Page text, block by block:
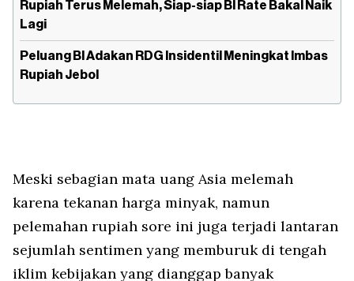
Rupiah Terus Melemah, Siap-siap BI Rate Bakal Naik
Lagi
Peluang BI Adakan RDG Insidentil Meningkat Imbas
Rupiah Jebol
Meski sebagian mata uang Asia melemah
karena tekanan harga minyak, namun
pelemahan rupiah sore ini juga terjadi lantaran
sejumlah sentimen yang memburuk di tengah
iklim kebijakan yang dianggap banyak